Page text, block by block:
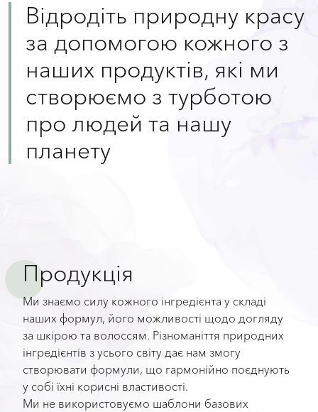
Відродіть природну красу
за допомогою кожного з
наших продуктів, які ми
створюємо з турботою
про людей та нашу
планету
Продукція
Ми знаємо силу кожного інгредієнта у складі
наших формул, його можливості щодо догляду
за шкірою та волоссям. Різноманіття природних
інгредієнтів з усього світу дає нам змогу
створювати формули, що гармонійно поєднують
у собі їхні корисні властивості.
Ми не використовуємо шаблони базових